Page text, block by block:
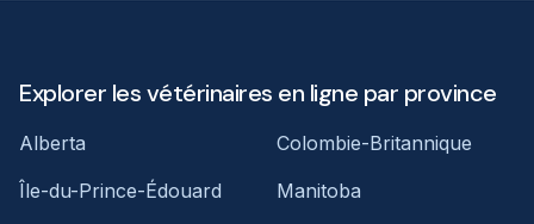
Explorer les vétérinaires en ligne par province
Alberta
Colombie-Britannique
Île-du-Prince-Édouard
Manitoba